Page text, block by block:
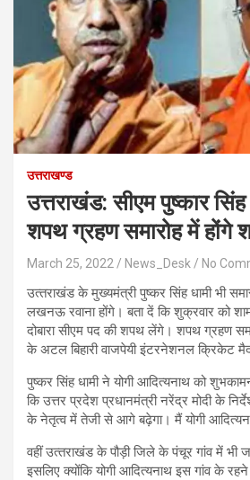
उत्तराखण्ड
उत्तराखंड: सीएम पुष्कार सिंह
शपथ ग्रहण समारोह में होंगे
March 25, 2022 News_Desk No
उत्‍तराखंड के मुख्यमंत्री पुष्कर सिंह धामी भी
लखनऊ रवाना होंगे। बता दें क‍ि शुक्रवार को
दोबारा सीएम पद की शपथ लेंगे। शपथ ग्रहण
के अटल बिहारी वाजपेयी इंटरनेशनल क्रिकेट
पुष्कर सिंह धामी ने योगी आदित्‍यनाथ को
कि उत्तर प्रदेश प्रधानमंत्री नरेंद्र मोदी के
के नेतृत्व में तेजी से आगे बढ़ेगा। मैं योगी
वहीं उत्‍तराखंड के पौड़ी जिले के पंचूर गांव में भी
इसलिए क्‍योंकि योगी आदित्‍यनाथ इस गांव के